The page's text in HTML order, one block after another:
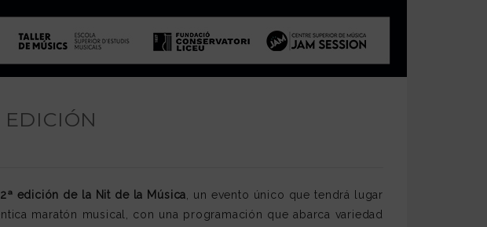
2ª edición de la Nit de la Música , un evento único que tendrá lugar
maratón musical, con una programación que abarca variedad